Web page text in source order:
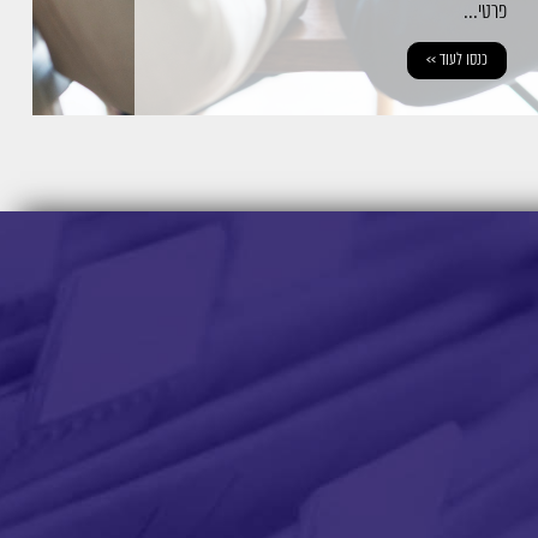
פרטי...
כנסו לעוד >>